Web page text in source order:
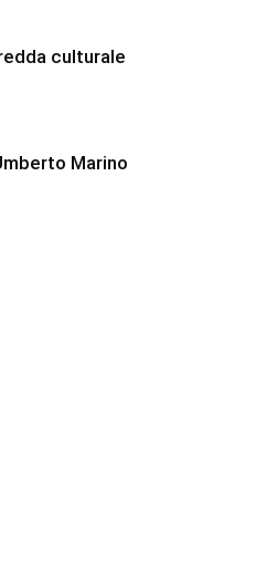
culturale
Marino